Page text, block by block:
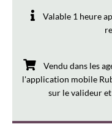
Valable 1 heure
Vendu dans les
l'application mobile
sur le valideur